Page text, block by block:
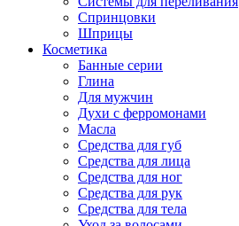
Спринцовки
Шприцы
Косметика
Банные серии
Глина
Для мужчин
Духи с ферромонами
Масла
Средства для губ
Средства для лица
Средства для ног
Средства для рук
Средства для тела